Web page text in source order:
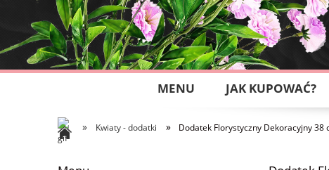
MENU JAK KUPOWAĆ?
» Kwiaty - dodatki » Dodatek Florystyczny Dekoracyjny 38